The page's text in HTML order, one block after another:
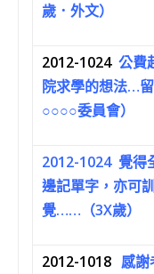
歲．外文）
2012-1024 公費
院求學的想法…
○○○○委員會）
2012-1024 覺得
邊記單字，亦可
覺……（3X歲）
2012-1018 感謝